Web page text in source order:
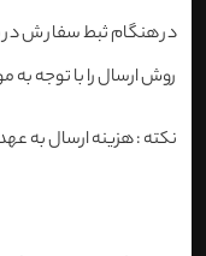
در هنگام ثبط سفار ش در
روش ارسال را با توجه
نکته : هزینه ارسال به